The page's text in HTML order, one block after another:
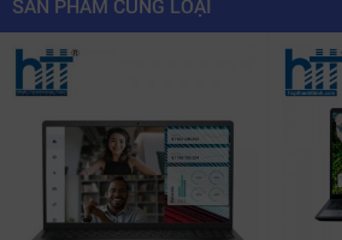
SẢN PHẨM CÙNG LOẠI